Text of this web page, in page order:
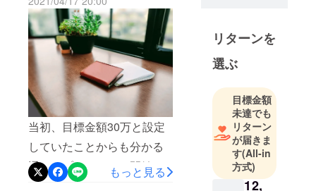
なくやり直したりしている
うちにすっかり季節は巡
り、冬に。4月、クラウド
ファンディングで募集開
始。結果的には、僕たちの
想像をはるかに超える反響
をいただき、嬉しさと共に
驚くばかりでした。わずか6
ｍｍの画期的な財布登場!!
「Di molto bene」（ディ
入り150名突破！
感謝です！
当初、目標金額30万と設定
していたことからも分かる
通り、プロジェクト開始ま
では僕たちも「皆様から支
もっと見る
そんな、毎
日に昨日と
は違う一歩
先の価値を
提供するプ
ランニング
会社です。
自分らしく
生きる全て
リターンを
選ぶ
目標金額
未達でも
リターン
が届きま
す(All-in
方式)
12,